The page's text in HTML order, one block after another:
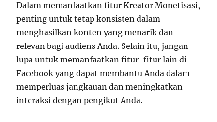
Dalam memanfaatkan fitur Kreator Monetisasi,
penting untuk tetap konsisten dalam
menghasilkan konten yang menarik dan
relevan bagi audiens Anda. Selain itu, jangan
lupa untuk memanfaatkan fitur-fitur lain di
Facebook yang dapat membantu Anda dalam
memperluas jangkauan dan meningkatkan
interaksi dengan pengikut Anda.